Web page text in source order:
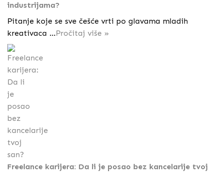
industrijama?
Pitanje koje se sve češće vrti po glavama mladih
kreativaca …Pročitaj više »
Freelance karijera: Da li je posao bez kancelarije tvoj